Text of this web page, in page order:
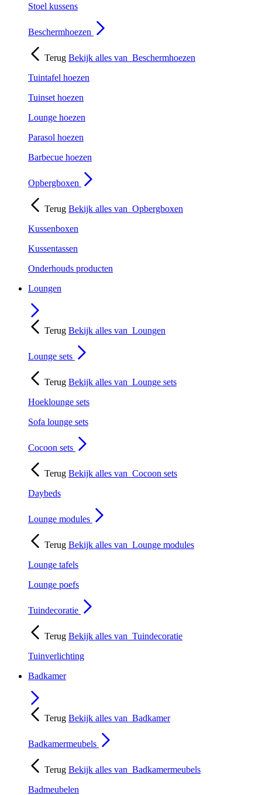
Stoel kussens
Beschermhoezen
Terug Bekijk alles van Beschermhoezen
Tuintafel hoezen
Tuinset hoezen
Lounge hoezen
Parasol hoezen
Barbecue hoezen
Opbergboxen
Terug Bekijk alles van Opbergboxen
Kussenboxen
Kussentassen
Onderhouds producten
Loungen
Terug Bekijk alles van Loungen
Lounge sets
Terug Bekijk alles van Lounge sets
Hoeklounge sets
Sofa lounge sets
Cocoon sets
Terug Bekijk alles van Cocoon sets
Daybeds
Lounge modules
Terug Bekijk alles van Lounge modules
Lounge tafels
Lounge poefs
Tuindecoratie
Terug Bekijk alles van Tuindecoratie
Tuinverlichting
Badkamer
Terug Bekijk alles van Badkamer
Badkamermeubels
Terug Bekijk alles van Badkamermeubels
Badmeubelen